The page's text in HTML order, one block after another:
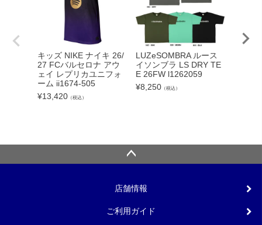
キッズ NIKE ナイキ 26/
27 FCバルセロナ アウ
ェイ レプリカユニフォ
ーム ii1674-505
¥13,420 （税込）
LUZeSOMBRA ルース
イソンブラ LS DRY TE
E 26FW l1262059
¥8,250 （税込）
店舗情報
ご利用ガイド